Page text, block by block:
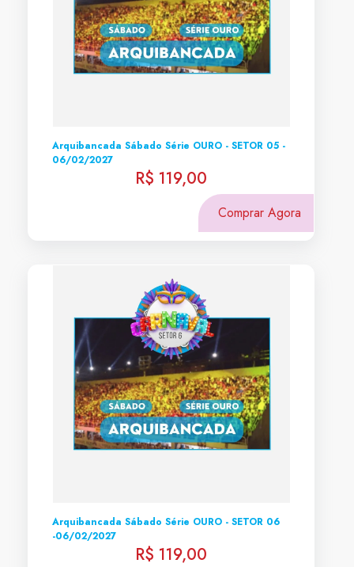
Arquibancada Sábado Série OURO - SETOR 05 -
06/02/2027
R$ 119,00
Comprar Agora
Arquibancada Sábado Série OURO - SETOR 06
-06/02/2027
R$ 119,00